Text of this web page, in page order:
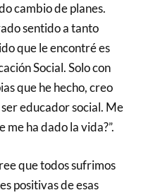
cambio de planes.
sentido a tanto
que le encontré es
Social. Solo con
que he hecho, creo
educador social. Me
me ha dado la vida?”.
que todos sufrimos
positivas de esas